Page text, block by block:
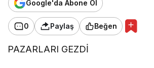
Google'da Abone Ol
0 Paylaş Beğen
PAZARLARI GEZDİ